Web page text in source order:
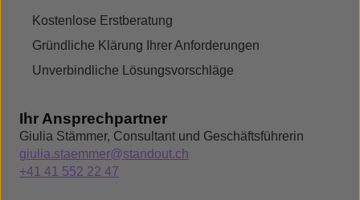
Kostenlose Erstberatung
Gründliche Klärung Ihrer Anforderungen
Unverbindliche Lösungsvorschläge
Ihr Ansprechpartner
Giulia Stämmer, Consultant und Geschäftsführerin
giulia.staemmer@standout.ch
+41 41 552 22 47